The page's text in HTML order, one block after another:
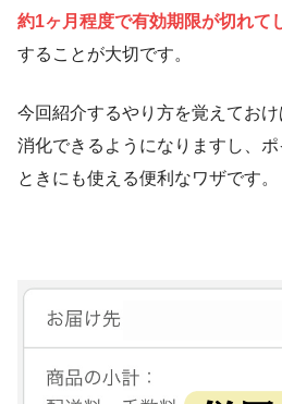
約1ヶ月程度で有効期限が切れて
することが大切です。
今回紹介するやり方を覚えてお
消化できるようになりますし、
ときにも使える便利なワザです。